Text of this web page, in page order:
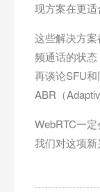
现方案在更适
这些解决方
频通话的状
再谈论SFU
ABR（
WebRTC一
我们对这项新